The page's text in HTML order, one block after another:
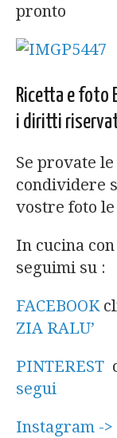
pronto
Ricetta e foto
i diritti
Se provate
condividere
vostre foto
In cucina
seguimi su :
FACEBOOK
ZIA RALU’
PINTEREST
segui
Instagram ->